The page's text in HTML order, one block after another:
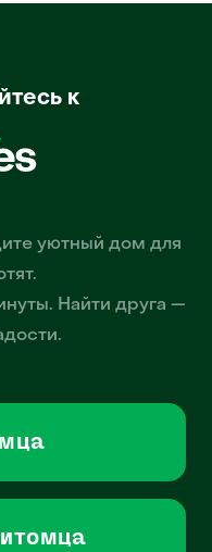
к
уютный дом для
Найти друга —